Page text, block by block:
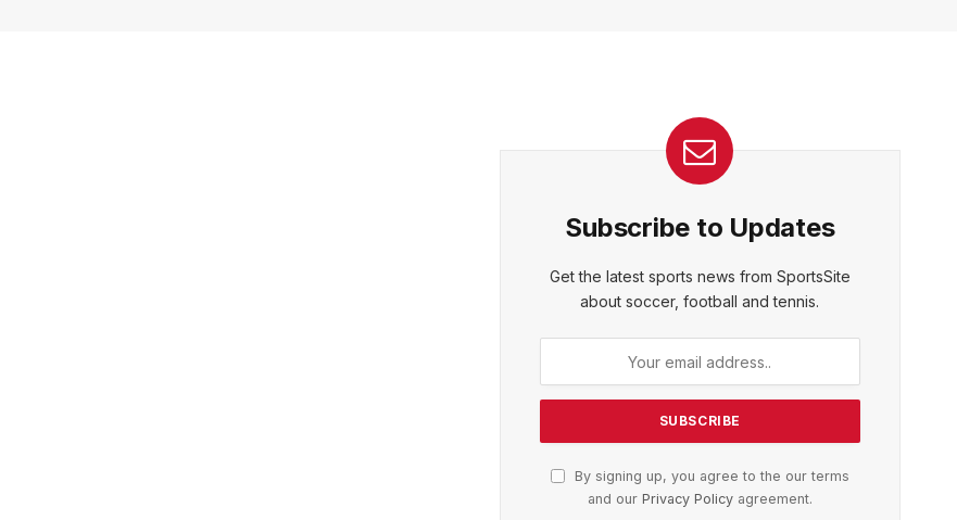
Subscribe to Updates
Get the latest sports news from SportsSite
about soccer, football and tennis.
By signing up, you agree to the our terms
and our Privacy Policyagreement.